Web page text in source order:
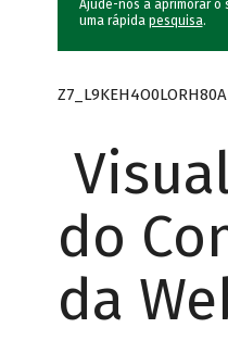
Ajude-nos a aprimorar o
uma rápida pesquisa.
do
da